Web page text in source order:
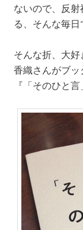
ないので、反
る、そんな毎
そんな折、大
香織さんがブ
『「そのひと